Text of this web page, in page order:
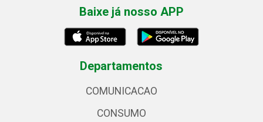
Baixe já nosso APP
Departamentos
COMUNICACAO
CONSUMO